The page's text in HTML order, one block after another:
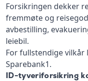
Forsikringen dekker
fremmøte og
avbestilling,
leiebil.
For fullstendige vilkår
Sparebank1.
ID-tyveriforsikring